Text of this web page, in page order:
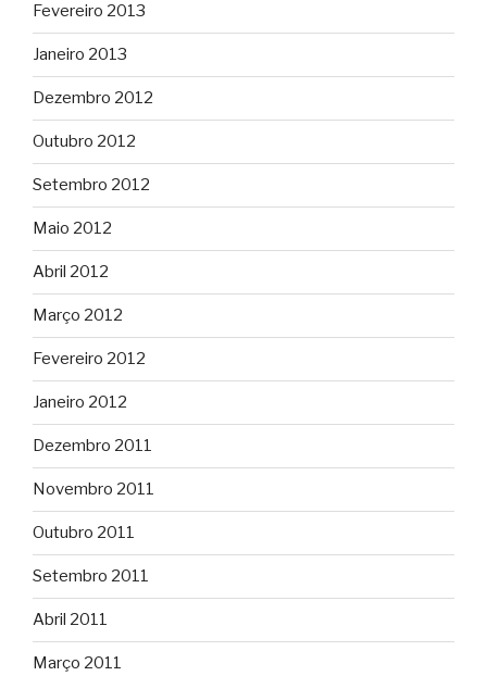
Fevereiro 2013
Janeiro 2013
Dezembro 2012
Outubro 2012
Setembro 2012
Maio 2012
Abril 2012
Março 2012
Fevereiro 2012
Janeiro 2012
Dezembro 2011
Novembro 2011
Outubro 2011
Setembro 2011
Abril 2011
Março 2011